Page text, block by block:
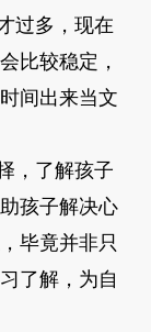
过多，现在
比较稳定，
间出来当文
，了解孩子
孩子解决心
毕竟并非只
了解，为自